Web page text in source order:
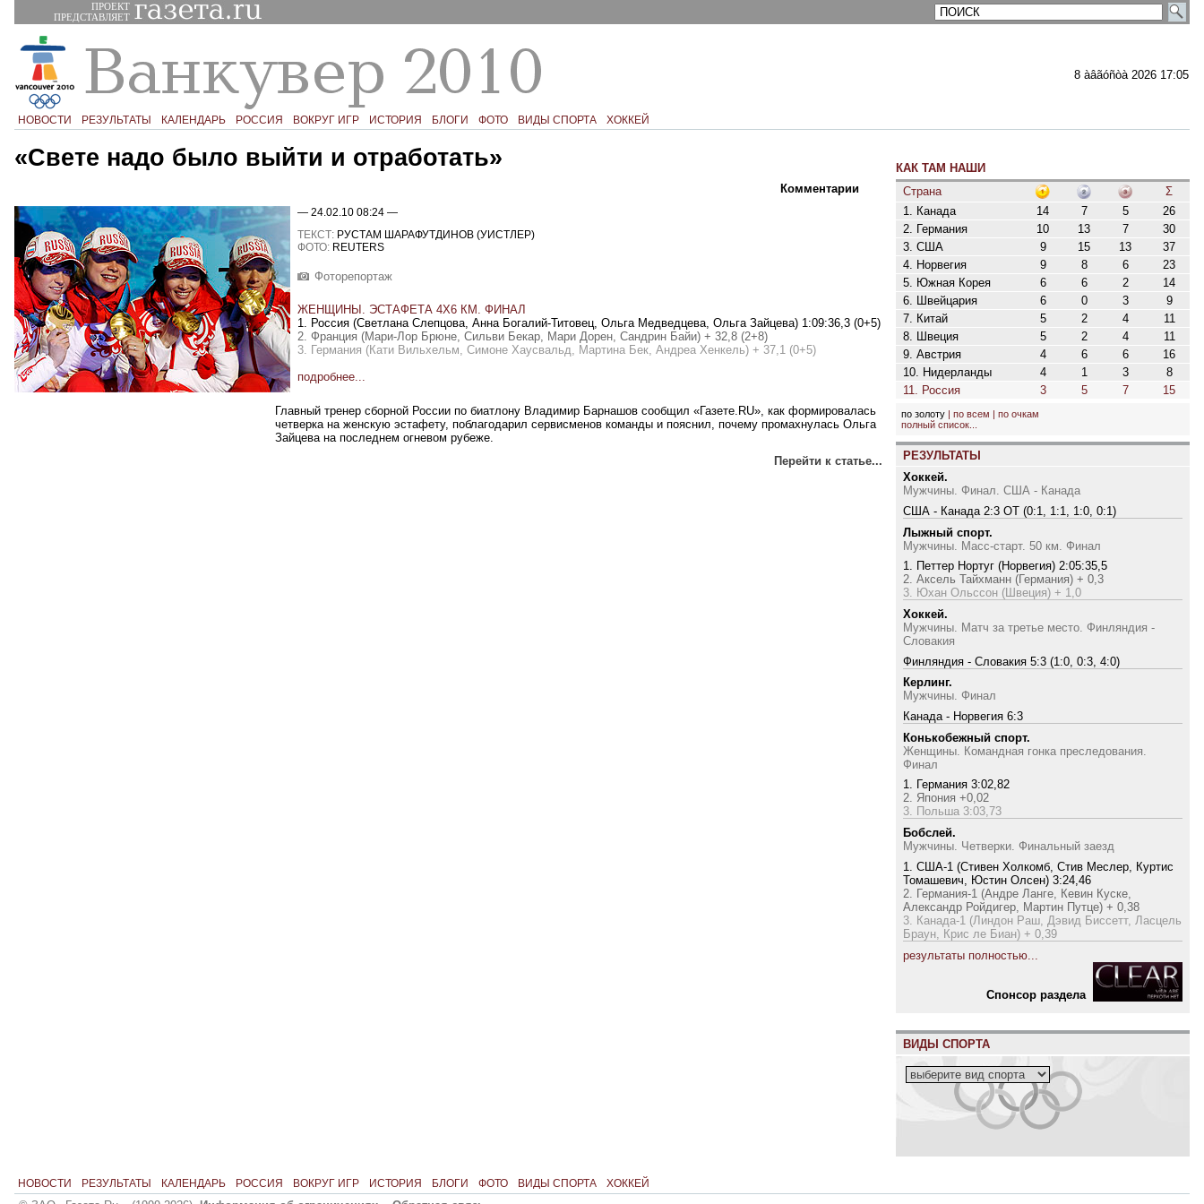
ПРОЕКТ
ПРЕДСТАВЛЯЕТ
8 àâãóñòà 2026 17:05
НОВОСТИ РЕЗУЛЬТАТЫ КАЛЕНДАРЬ РОССИЯ ВОКРУГ ИГР ИСТОРИЯ БЛОГИ ФОТО ВИДЫ СПОРТА ХОККЕЙ
«Свете надо было выйти и отработать»
Комментарии
— 24.02.10 08:24 —
ТЕКСТ: РУСТАМ ШАРАФУТДИНОВ (УИСТЛЕР)
ФОТО: REUTERS
Фоторепортаж
ЖЕНЩИНЫ. ЭСТАФЕТА 4Х6 КМ. ФИНАЛ
1. Россия (Светлана Слепцова, Анна Богалий-Титовец, Ольга Медведцева, Ольга Зайцева) 1:09:36,3 (0+5)
2. Франция (Мари-Лор Брюне, Сильви Бекар, Мари Дорен, Сандрин Байи) + 32,8 (2+8)
3. Германия (Кати Вильхельм, Симоне Хаусвальд, Мартина Бек, Андреа Хенкель) + 37,1 (0+5)
подробнее...
Главный тренер сборной России по биатлону Владимир Барнашов сообщил «Газете.RU», как формировалась
четверка на женскую эстафету, поблагодарил сервисменов команды и пояснил, почему промахнулась Ольга
Зайцева на последнем огневом рубеже.
Перейти к статье...
КАК ТАМ НАШИ
Страна
Σ
1. Канада
14 7 5
26
2. Германия
10 13 7
30
3. США
9 15 13
37
4. Норвегия
9 8 6
23
5. Южная Корея
6 6 2
14
6. Швейцария
6 0 3
9
7. Китай
5 2 4
11
8. Швеция
5 2 4
11
9. Австрия
4 6 6
16
10. Нидерланды
4 1 3
8
11. Россия
3 5 7 15
по золоту |по всем |по очкам
полный список...
РЕЗУЛЬТАТЫ
Хоккей.
Мужчины. Финал. США - Канада
США - Канада 2:3 ОТ (0:1, 1:1, 1:0, 0:1)
Лыжный спорт.
Мужчины. Масс-старт. 50 км. Финал
1. Петтер Нортуг (Норвегия) 2:05:35,5
2. Аксель Тайхманн (Германия) + 0,3
3. Юхан Ольссон (Швеция) + 1,0
Хоккей.
Мужчины. Матч за третье место. Финляндия -
Словакия
Финляндия - Словакия 5:3 (1:0, 0:3, 4:0)
Керлинг.
Мужчины. Финал
Канада - Норвегия 6:3
Конькобежный спорт.
Женщины. Командная гонка преследования.
Финал
1. Германия 3:02,82
2. Япония +0,02
3. Польша 3:03,73
Бобслей.
Мужчины. Четверки. Финальный заезд
1. США-1 (Стивен Холкомб, Стив Меслер, Куртис
Томашевич, Юстин Олсен) 3:24,46
2. Германия-1 (Андре Ланге, Кевин Куске,
Александр Ройдигер, Мартин Путце) + 0,38
3. Канада-1 (Линдон Раш, Дэвид Биссетт, Ласцель
Браун, Крис ле Биан) + 0,39
результаты полностью...
Cпонсор раздела
ВИДЫ СПОРТА
НОВОСТИ РЕЗУЛЬТАТЫ КАЛЕНДАРЬ РОССИЯ ВОКРУГ ИГР ИСТОРИЯ БЛОГИ ФОТО ВИДЫ СПОРТА ХОККЕЙ